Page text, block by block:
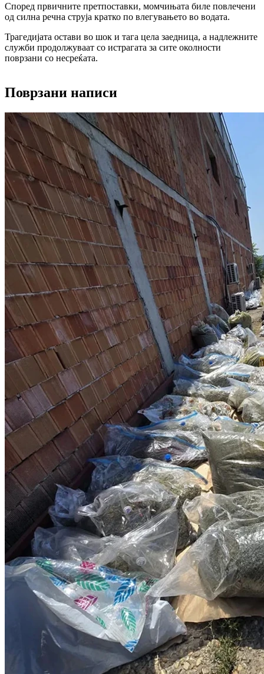
Според првичните претпоставки, момчињата биле повлечени
од силна речна струја кратко по влегувањето во водата.
Трагедијата остави во шок и тага цела заедница, а надлежните
служби продолжуваат со истрагата за сите околности
поврзани со несреќата.
Поврзани написи